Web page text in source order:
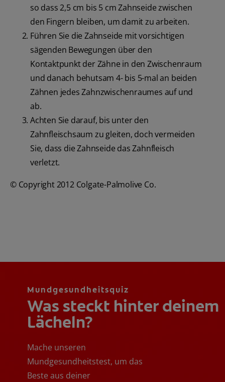
so dass 2,5 cm bis 5 cm Zahnseide zwischen
den Fingern bleiben, um damit zu arbeiten.
Führen Sie die Zahnseide mit vorsichtigen
sägenden Bewegungen über den
Kontaktpunkt der Zähne in den Zwischenraum
und danach behutsam 4- bis 5-mal an beiden
Zähnen jedes Zahnzwischenraumes auf und
ab.
Achten Sie darauf, bis unter den
Zahnfleischsaum zu gleiten, doch vermeiden
Sie, dass die Zahnseide das Zahnfleisch
verletzt.
© Copyright 2012 Colgate-Palmolive Co.
Mundgesundheitsquiz
Was steckt hinter deinem
Lächeln?
Mache unseren
Mundgesundheitstest, um das
Beste aus deiner